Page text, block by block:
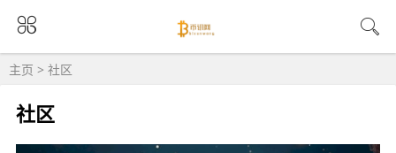
主页 > 社区
社区